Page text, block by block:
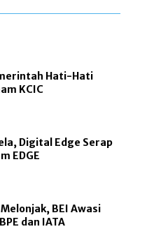
Hati-Hati
KCIC
Digital Edge Serap
EDGE
BEI Awasi
dan IATA